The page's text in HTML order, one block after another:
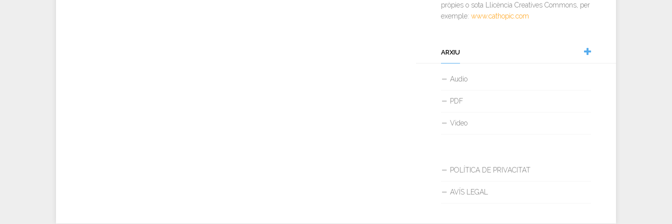
pròpies o sota Llicència Creatives Commons, per
exemple: www.cathopic.com
ARXIU
Audio
PDF
Video
POLÍTICA DE PRIVACITAT
AVÍS LEGAL